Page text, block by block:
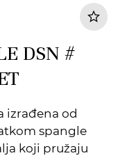
DSN #
izrađena od
spangle
koji pružaju